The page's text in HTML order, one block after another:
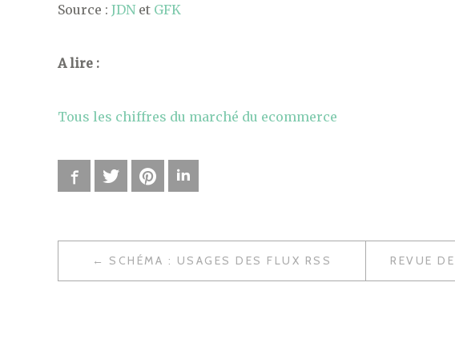
Source : JDNet GFK
A lire :
Tous les chiffres du marché du ecommerce
FacebookTwitter Pinterest
N
SCHÉMA : USAGES DES FLUX RSS